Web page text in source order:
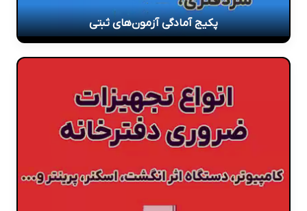
پکیج آمادگی آزمون‌های ثبتی